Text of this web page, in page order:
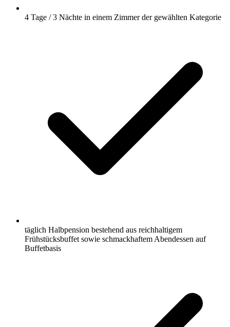
4 Tage / 3 Nächte in einem Zimmer der gewählten Kategorie
täglich Halbpension bestehend aus reichhaltigem
Frühstücksbuffet sowie schmackhaftem Abendessen auf
Buffetbasis